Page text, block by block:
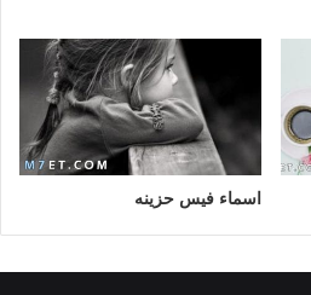
اسماء فيس حزينه